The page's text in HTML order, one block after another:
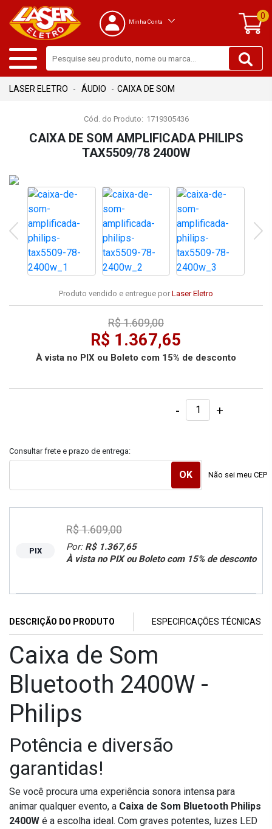
Minha Conta
0
ÁUDIO CAIXA DE SOM
Cód. do Produto: 1719305436
CAIXA DE SOM AMPLIFICADA PHILIPS
TAX5509/78 2400W
Produto vendido e entregue por Laser Eletro
R$ 1.367,65
À vista no PIX ou Boleto com 15% de desconto
R$ 1.609,00
- +
Consultar frete e prazo de entrega:
Não sei meu CEP
PIX Por: R$ 1.367,65
À vista no PIX ou Boleto com 15% de desconto
R$ 1.609,00
DESCRIÇÃO DO PRODUTO ESPECIFICAÇÕES TÉCNICAS
Caixa de Som
Bluetooth 2400W -
Philips
Potência e diversão
garantidas!
Se você procura uma experiência sonora intensa para
animar qualquer evento, a Caixa de Som Bluetooth Philips
2400W é a escolha ideal. Com graves potentes, luzes LED